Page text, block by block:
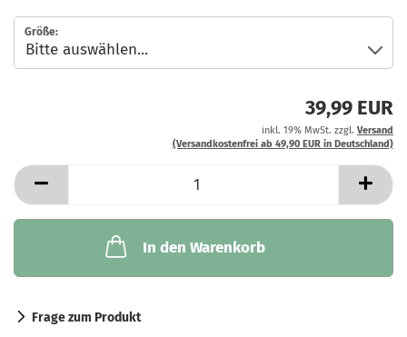
Größe:
39,99 EUR
inkl. 19% MwSt. zzgl. Versand
(Versandkostenfrei ab 49,90 EUR in Deutschland)
In den Warenkorb
Frage zum Produkt